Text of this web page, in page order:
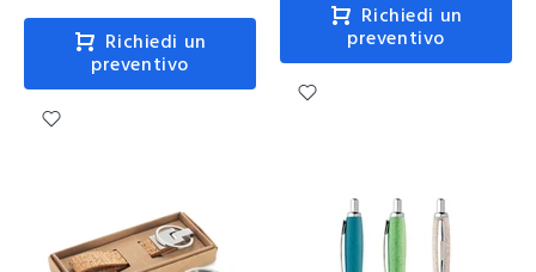
Richiedi un
preventivo
Richiedi un
preventivo